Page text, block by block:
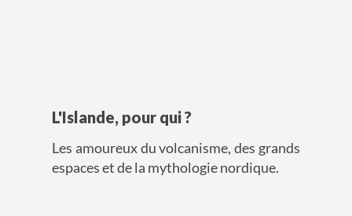
L'Islande, pour qui ?
Les amoureux du volcanisme, des grands
espaces et de la mythologie nordique.